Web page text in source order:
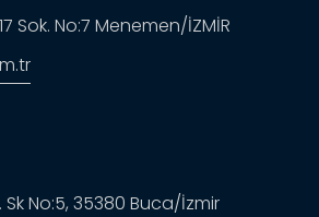
Sok. No:7 Menemen/İZMİR
No:5, 35380 Buca/İzmir